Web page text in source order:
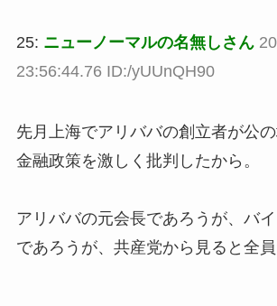
25: ニューノーマルの名無しさん
23:56:44.76 ID:/yUUnQH90
先月上海でアリババの創立者が公
金融政策を激しく批判したから。
アリババの元会長であろうが、バ
であろうが、共産党から見ると全員